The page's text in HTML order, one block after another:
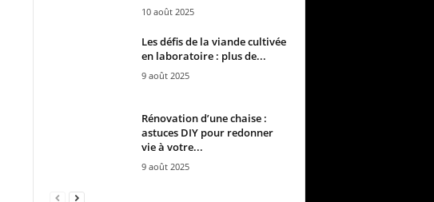
10 août 2025
Les défis de la viande cultivée
en laboratoire : plus de...
9 août 2025
Rénovation d’une chaise :
astuces DIY pour redonner
vie à votre...
9 août 2025